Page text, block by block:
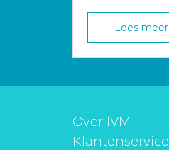
Lees meer
Over IVM
Klantenservice